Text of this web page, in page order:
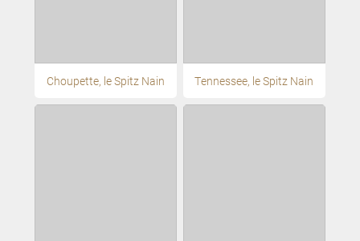
Choupette, le Spitz Nain Tennessee, le Spitz Nain